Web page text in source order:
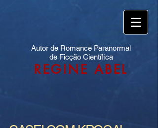
Autor de Romance Paranormal
de Ficção Científica
REGINE ABEL